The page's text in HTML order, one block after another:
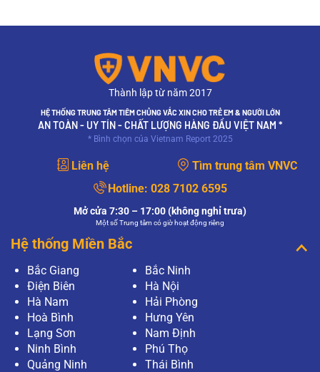
Thành lập từ năm 2017
HỆ THỐNG TRUNG TÂM TIÊM CHỦNG VẮC XIN CHO TRẺ EM & NGƯỜI LỚN
AN TOÀN - UY TÍN - CHẤT LƯỢNG HÀNG ĐẦU VIỆT NAM *
* Bình chọn của Vietnam Report 2025
Liên hệ
Tìm trung tâm VNVC
Hotline: 028 7102 6595
Mở cửa 7:30 – 17:00 (không nghỉ trưa)
Một số Trung tâm có giờ hoạt động riêng
Hệ thống Miền Bắc
Bắc Giang
Bắc Ninh
Điện Biên
Hà Nội
Hà Nam
Hải Phòng
Hoà Bình
Hưng Yên
Lạng Sơn
Nam Định
Ninh Bình
Phú Thọ
Quảng Ninh
Thái Bình